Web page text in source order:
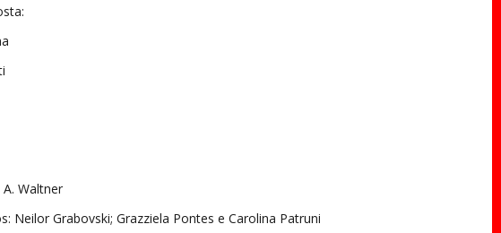
Waltner
Neilor Grabovski; Grazziela Pontes e Carolina Patruni